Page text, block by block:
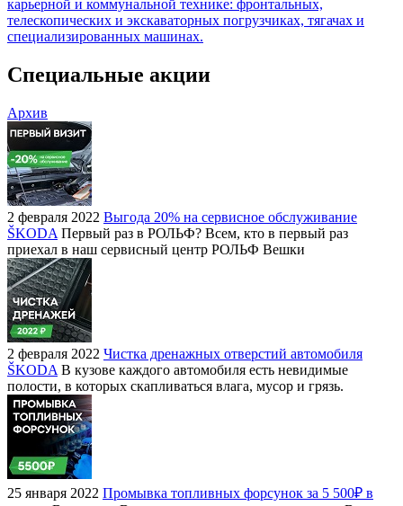
карьерной и коммунальной технике: фронтальных,
телескопических и экскаваторных погрузчиках, тягачах и
специализированных машинах.
Специальные акции
Архив
2 февраля 2022 Выгода 20% на сервисное обслуживание
ŠKODA Первый раз в РОЛЬФ? Всем, кто в первый раз
приехал в наш сервисный центр РОЛЬФ Вешки
2 февраля 2022 Чистка дренажных отверстий автомобиля
ŠKODA В кузове каждого автомобиля есть невидимые
полости, в которых скапливаться влага, мусор и грязь.
25 января 2022 Промывка топливных форсунок за 5 500₽ в